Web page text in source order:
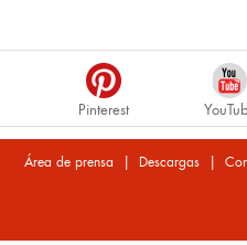
Pinterest
Área de prensa | Descargas |